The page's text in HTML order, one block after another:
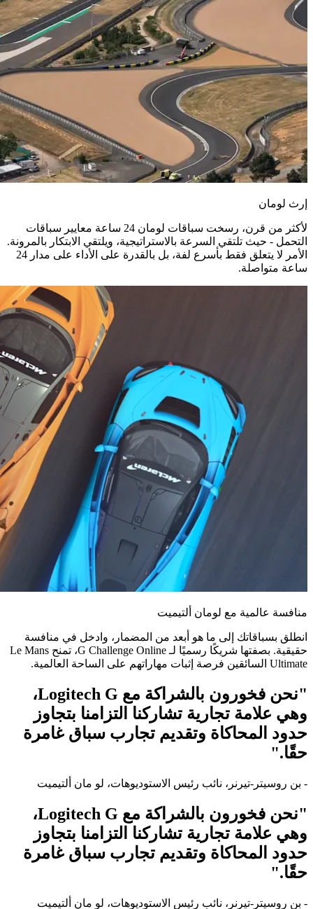
إرث لومان
لأكثر من قرن، رسخت سباقات لومان 24 ساعة معايير سباقات
التحمل - حيث تلتقي السرعة بالاستراتيجية، ويلتقي الابتكار بالمرونة.
الأمر لا يتعلق فقط بأسرع لفة، بل بالقدرة على الأداء على مدار 24
ساعة متواصلة.
منافسة عالمية مع لومان ألتيميت
انطلق بسباقاتك إلى ما هو أبعد من المضمار، وادخل في منافسة
حقيقية. بصفتها شريكًا رسميًا لـ G Challenge Online، تمنح Le Mans
Ultimate السائقين فرصة إثبات مهاراتهم على الساحة العالمية.
"نحن فخورون بالشراكة مع Logitech G،
وهي علامة تجارية تشاركنا التزامنا بتجاوز
حدود المحاكاة وتقديم تجارب سباق غامرة
حقًا."
- بن روسيتر-تيرنر، نائب رئيس الاستوديوهات، لو مان ألتيميت
"نحن فخورون بالشراكة مع Logitech G،
وهي علامة تجارية تشاركنا التزامنا بتجاوز
حدود المحاكاة وتقديم تجارب سباق غامرة
حقًا."
- بن روسيتر-تيرنر، نائب رئيس الاستوديوهات، لو مان ألتيميت